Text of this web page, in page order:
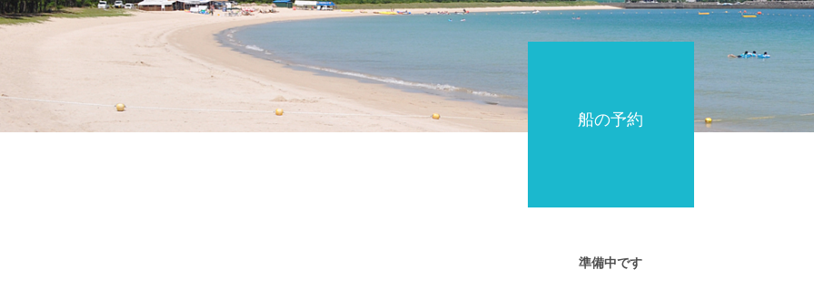
船の予約
準備中です